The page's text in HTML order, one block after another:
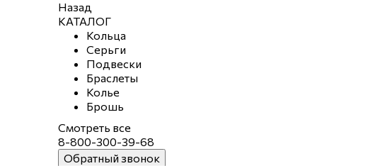
Назад
КАТАЛОГ
Кольца
Серьги
Подвески
Браслеты
Колье
Брошь
Смотреть все
8-800-300-39-68
Обратный звонок